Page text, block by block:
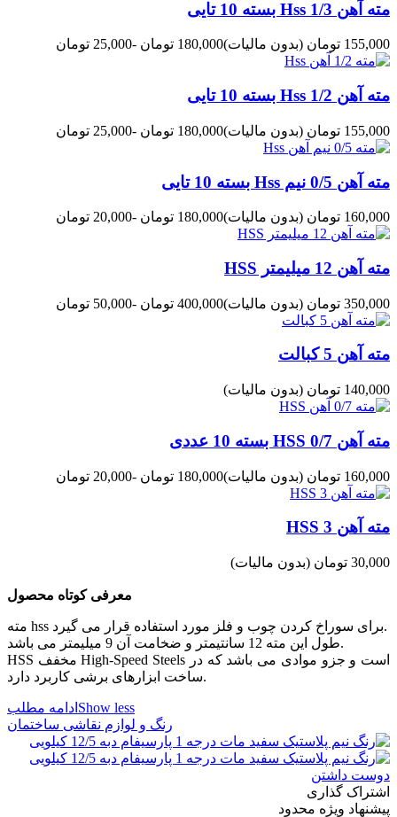
مته آهن 1/3 Hss بسته 10 تایی
155,000 تومان (بدون مالیات)180,000 تومان -25,000 تومان
مته آهن 1/2 Hss بسته 10 تایی
155,000 تومان (بدون مالیات)180,000 تومان -25,000 تومان
مته آهن 0/5 نیم Hss بسته 10 تایی
160,000 تومان (بدون مالیات)180,000 تومان -20,000 تومان
مته آهن 12 میلیمتر HSS
350,000 تومان (بدون مالیات)400,000 تومان -50,000 تومان
مته آهن 5 کبالت
140,000 تومان (بدون مالیات)
مته آهن 0/7 HSS بسته 10 عددی
160,000 تومان (بدون مالیات)180,000 تومان -20,000 تومان
مته آهن 3 HSS
30,000 تومان (بدون مالیات)
معرفی کوتاه محصول
مته hss برای سوراخ کردن چوب و فلز مورد استفاده قرار می گیرد.
طول این مته 12 سانتیمتر و ضخامت آن 9 میلیمتر می باشد.
HSS مخفف High-Speed Steels است و جزو موادی می باشد که در
ساخت ابزارهای برشی کاربرد دارد.
ادامه مطلب Show less
رنگ و لوازم نقاشی ساختمان
دوست داشتن
اشتراک گذاری
پیشنهاد ویژه محدود